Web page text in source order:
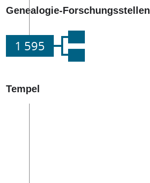
Genealogie-Forschungsstellen
1 595
Tempel